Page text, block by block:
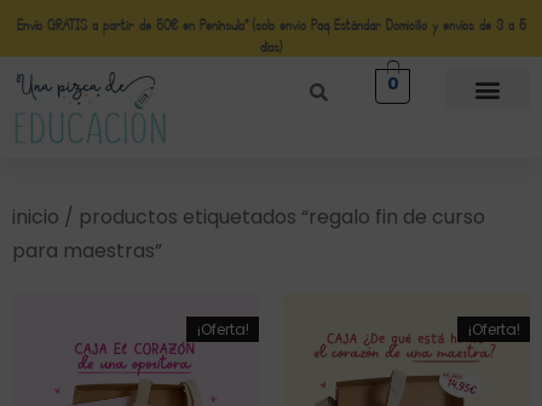
Envío GRATIS a partir de 50€ en Península* (solo envio Paq Estándar Domicilio y envíos de 3 a 5
días)
0
inicio / productos etiquetados “regalo fin de curso
para maestras”
¡Oferta! ¡Oferta!